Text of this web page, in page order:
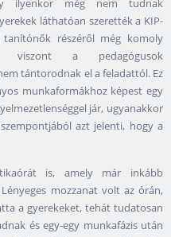
ilyenkor még nem tudnak
láthatóan szerették a KIP-
részéről még komoly
viszont a pedagógusok
tántorodnak el a feladattól. Ez
munkaformákhoz képest egy
jár, ugyanakkor
azt jelenti, hogy a
is, amely már inkább
mozzanat volt az órán,
a gyerekeket, tehát tudatosan
és egy-egy munkafázis után